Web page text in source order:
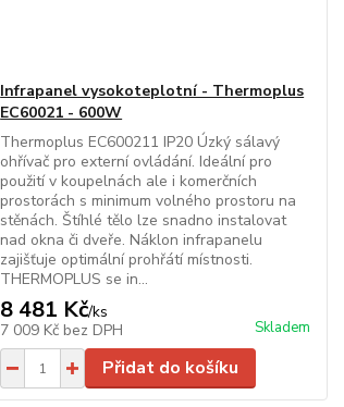
Infrapanel vysokoteplotní - Thermoplus
EC60021 - 600W
Thermoplus EC600211 IP20 Úzký sálavý
ohřívač pro externí ovládání. Ideální pro
použití v koupelnách ale i komerčních
prostorách s minimum volného prostoru na
stěnách. Štíhlé tělo lze snadno instalovat
nad okna či dveře. Náklon infrapanelu
zajišťuje optimální prohřátí místnosti.
THERMOPLUS se in...
8 481 Kč/ks
7 009 Kč bez DPH Skladem
Přidat do košíku